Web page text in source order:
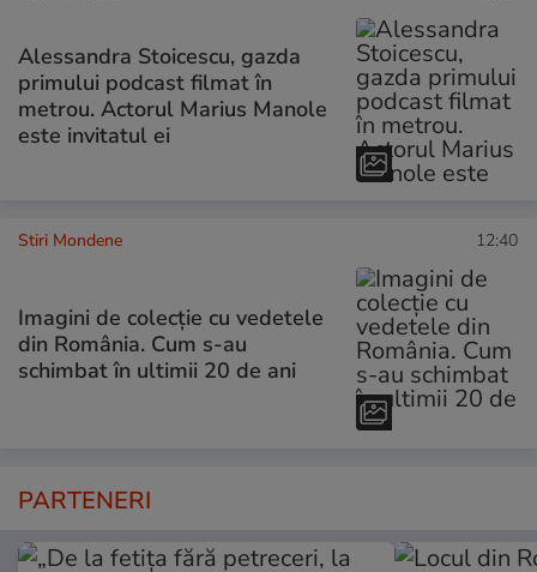
Alessandra Stoicescu, gazda
primului podcast filmat în
metrou. Actorul Marius Manole
este invitatul ei
Stiri Mondene 12:40
Imagini de colecție cu vedetele
din România. Cum s-au
schimbat în ultimii 20 de ani
PARTENERI